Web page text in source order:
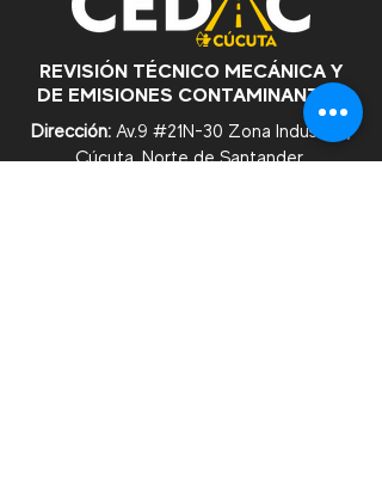
REVISIÓN TÉCNICO MECÁNICA Y
DE EMISIONES CONTAMINANTES
Dirección: Av.9 #21N-30 Zona Industrial,
Cúcuta. Norte de Santander.